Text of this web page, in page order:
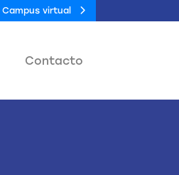
Campus virtual
Contacto